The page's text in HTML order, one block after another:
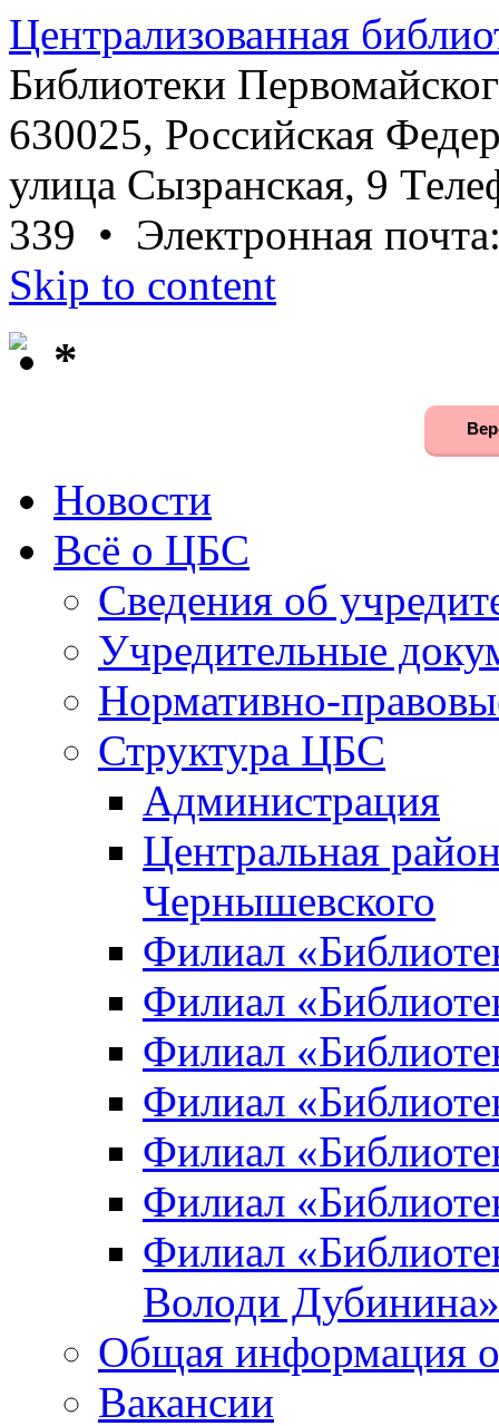
Централизованная
Библиотеки
630025, Российская
улица Сызранская, 9
339 • Электронная
Skip to content
*
Новости
Всё о ЦБС
Сведения об
Учредительные
Нормативно-
Структура ЦБС
Администрация
Центральная
Чернышевского
Филиал
Филиал
Филиал
Филиал
Филиал
Филиал
Филиал
Володи Дубинина»
Общая информация
Вакансии